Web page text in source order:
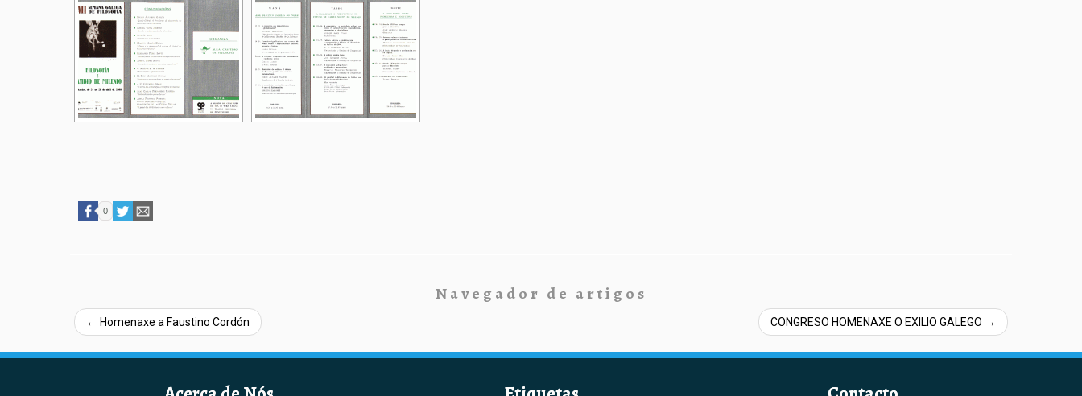
0
Navegador de artigos
← Homenaxe a Faustino Cordón CONGRESO HOMENAXE O EXILIO GALEGO →